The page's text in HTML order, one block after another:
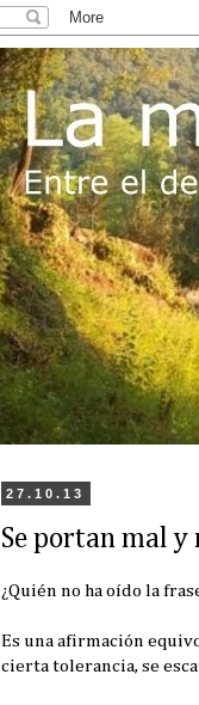
27.10.13
Se portan mal y
¿Quién no ha oído la
Es una afirmación
cierta tolerancia, se